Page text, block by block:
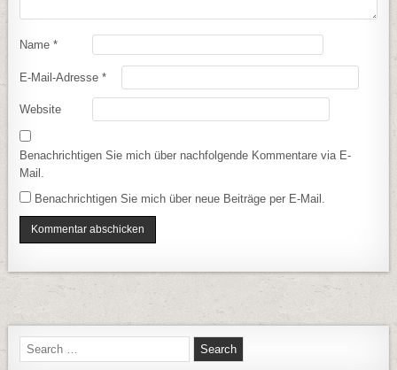
Name*
E-Mail-Adresse*
Website
Benachrichtigen Sie mich über nachfolgende Kommentare via E-
Mail.
Benachrichtigen Sie mich über neue Beiträge per E-Mail.
Search for: